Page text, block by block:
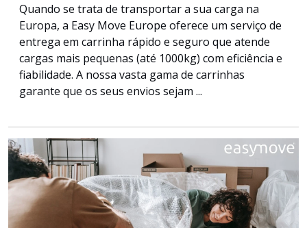
Quando se trata de transportar a sua carga na
Europa, a Easy Move Europe oferece um serviço de
entrega em carrinha rápido e seguro que atende
cargas mais pequenas (até 1000kg) com eficiência e
fiabilidade. A nossa vasta gama de carrinhas
garante que os seus envios sejam ...